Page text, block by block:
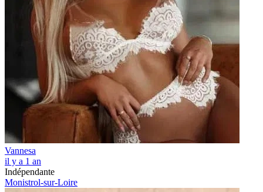
Vannesa
il y a 1 an
Indépendante
Monistrol-sur-Loire